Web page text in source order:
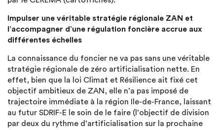
Impulser une véritable stratégie régionale ZAN et
l’accompagner d’une régulation foncière accrue aux
différentes échelles
La connaissance du foncier ne va pas sans une véritable
stratégie régionale de zéro artificialisation nette. En
effet, bien que la loi Climat et Résilience ait fixé cet
objectif ambitieux de ZAN, elle n’a pas imposé de
trajectoire immédiate à la région Ile-de-France, laissant
au futur SDRIF-E le soin de le faire (l’objectif de division
par deux du rythme d’artificialisation sur la prochaine